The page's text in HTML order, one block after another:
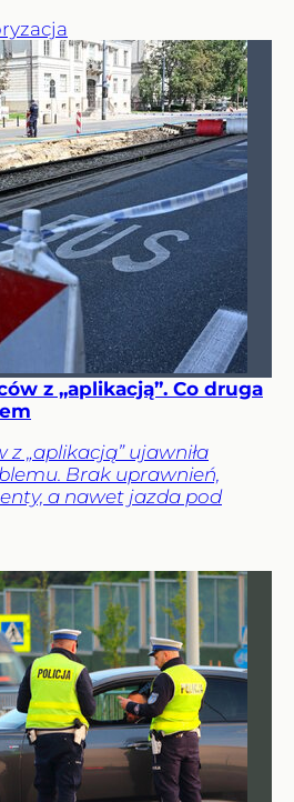
z „aplikacją”. Co druga
„aplikacją” ujawniła
Brak uprawnień,
a nawet jazda pod